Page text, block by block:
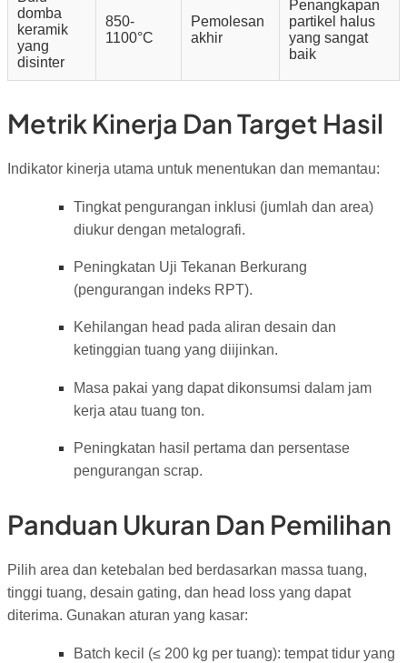
domba
keramik
yang
disinter
850-
1100°C
Pemolesan
akhir
Penangkapan
partikel halus
yang sangat
baik
Metrik Kinerja Dan Target Hasil
Indikator kinerja utama untuk menentukan dan memantau:
Tingkat pengurangan inklusi (jumlah dan area)
diukur dengan metalografi.
Peningkatan Uji Tekanan Berkurang
(pengurangan indeks RPT).
Kehilangan head pada aliran desain dan
ketinggian tuang yang diijinkan.
Masa pakai yang dapat dikonsumsi dalam jam
kerja atau tuang ton.
Peningkatan hasil pertama dan persentase
pengurangan scrap.
Panduan Ukuran Dan Pemilihan
Pilih area dan ketebalan bed berdasarkan massa tuang,
tinggi tuang, desain gating, dan head loss yang dapat
diterima. Gunakan aturan yang kasar:
Batch kecil (≤ 200 kg per tuang): tempat tidur yang